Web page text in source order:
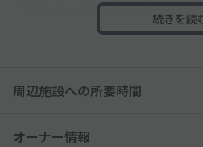
※軽トラックや車の背面にスペアタ
利用できません。
※軽貨物車両、事業用車両（黒ナン
※ハイエース、NV350、アルファー
続きを読
周辺施設への所要時間
オーナー情報